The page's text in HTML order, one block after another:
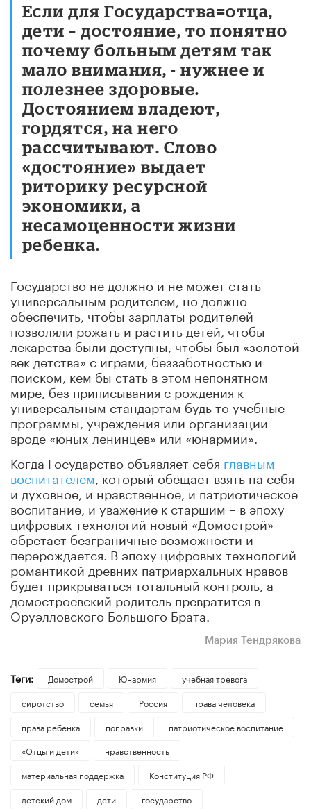
Если для Государства=отца,
дети – достояние, то понятно
почему больным детям так
мало внимания, - нужнее и
полезнее здоровые.
Достоянием владеют,
гордятся, на него
рассчитывают. Слово
«достояние» выдает
риторику ресурсной
экономики, а
несамоценности жизни
ребенка.
Государство не должно и не может стать
универсальным родителем, но должно
обеспечить, чтобы зарплаты родителей
позволяли рожать и растить детей, чтобы
лекарства были доступны, чтобы был «золотой
век детства» с играми, беззаботностью и
поиском, кем бы стать в этом непонятном
мире, без приписывания с рождения к
универсальным стандартам будь то учебные
программы, учреждения или организации
вроде «юных ленинцев» или «юнармии».
Когда Государство объявляет себя главным
воспитателем , который обещает взять на себя
и духовное, и нравственное, и патриотическое
воспитание, и уважение к старшим – в эпоху
цифровых технологий новый «Домострой»
обретает безграничные возможности и
перерождается. В эпоху цифровых технологий
романтикой древних патриархальных нравов
будет прикрываться тотальный контроль, а
домостроевский родитель превратится в
Оруэлловского Большого Брата.
Мария Тендрякова
Теги: Домострой Юнармия
учебная тревога
сиротство
семья Россия
права человека
права ребёнка
поправки
патриотическое воспитание
«Отцы и дети»
нравственность
материальная поддержка
Конституция РФ
детский дом
дети государство